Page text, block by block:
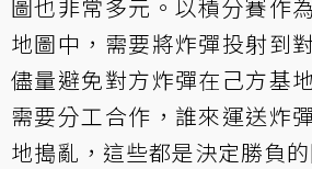
圖也非常多元。以積分賽作
地圖中，需要將炸彈投射到
儘量避免對方炸彈在己方基
需要分工合作，誰來運送炸
地搗亂，這些都是決定勝負的